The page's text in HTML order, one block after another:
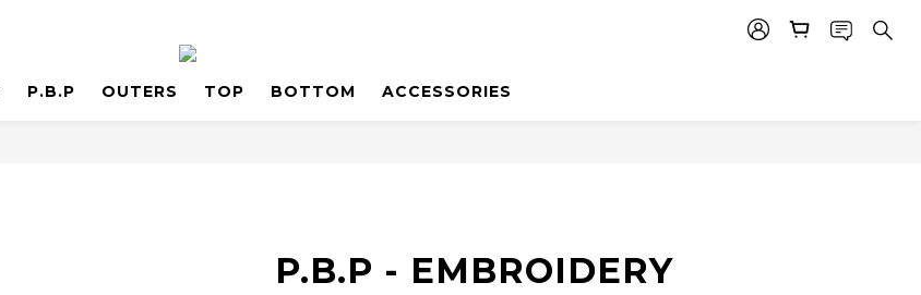
P.B.P OUTERS TOP BOTTOM ACCESSORIES
P.B.P - EMBROIDERY